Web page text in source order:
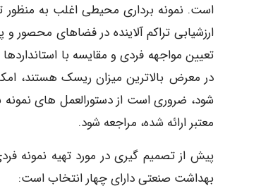
است. نمونه برداری محیطی اغلب به منظور
ارزشیابی تراکم آلاینده در فضاهای محصور
تعیین مواجهه فردی و مقایسه با
در معرض بالاترین میزان ریسک هستند،
شود، ضروری است از دستورالعمل های نمونه
معتبر ارائه شده، مراجعه شود.
پیش از تصمیم گیری در مورد تهیه نمونه
بهداشت صنعتی دارای چهار انتخاب است: